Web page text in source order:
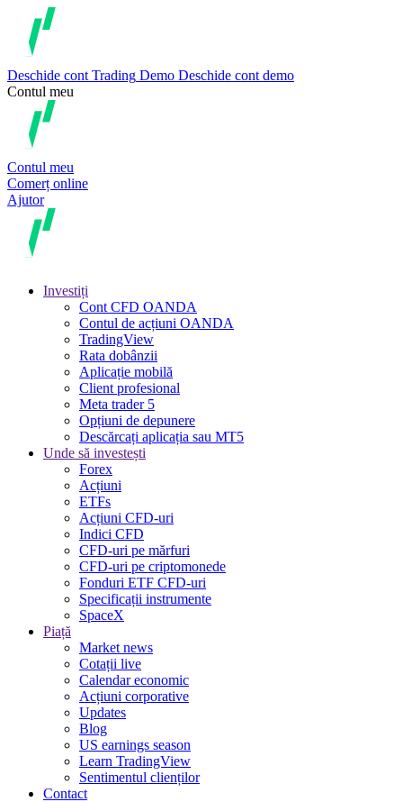
Deschide cont Trading Demo Deschide cont demo
Contul meu
Contul meu
Comerț online
Ajutor
Investiți
Cont CFD OANDA
Contul de acțiuni OANDA
TradingView
Rata dobânzii
Aplicație mobilă
Client profesional
Meta trader 5
Opțiuni de depunere
Descărcați aplicația sau MT5
Unde să investești
Forex
Acțiuni
ETFs
Acțiuni CFD-uri
Indici CFD
CFD-uri pe mărfuri
CFD-uri pe criptomonede
Fonduri ETF CFD-uri
Specificații instrumente
SpaceX
Piață
Market news
Cotații live
Calendar economic
Acțiuni corporative
Updates
Blog
US earnings season
Learn TradingView
Sentimentul clienților
Contact